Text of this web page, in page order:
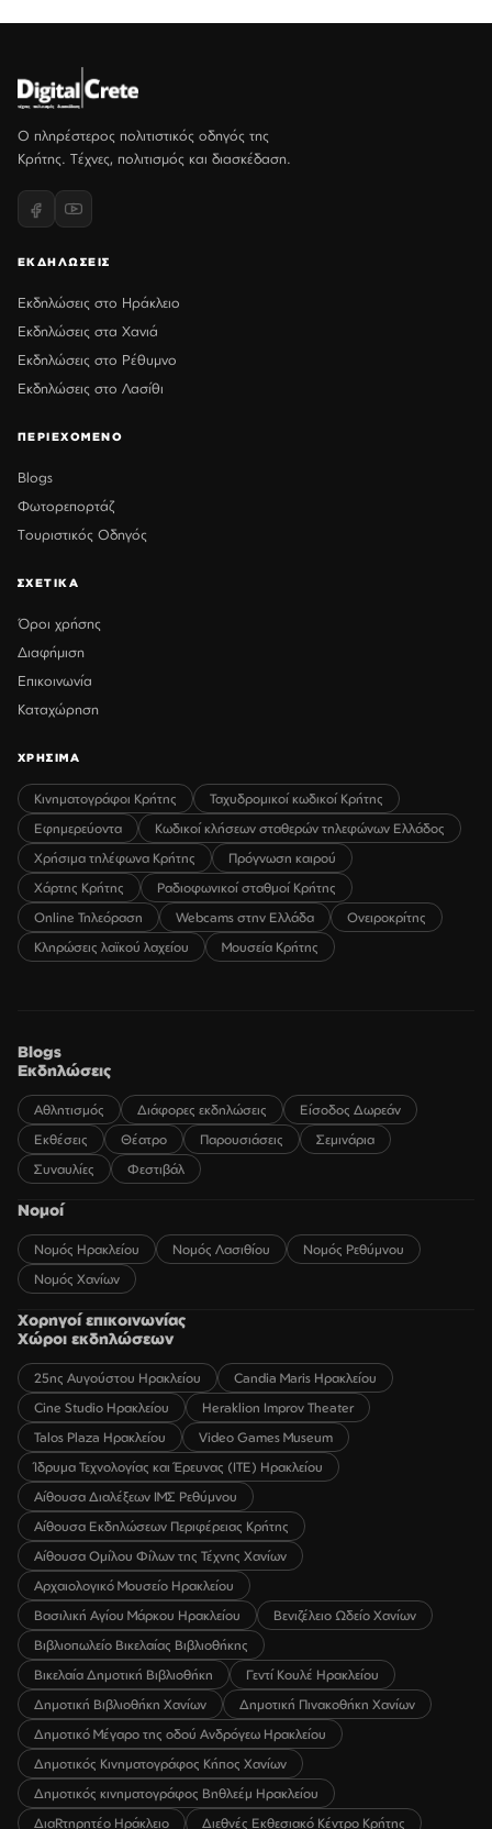
Ο πληρέστερος πολιτιστικός οδηγός της
Κρήτης. Τέχνες, πολιτισμός και διασκέδαση.
ΕΚΔΗΛΩΣΕΙΣ
Εκδηλώσεις στο Ηράκλειο
Εκδηλώσεις στα Χανιά
Εκδηλώσεις στο Ρέθυμνο
Εκδηλώσεις στο Λασίθι
ΠΕΡΙΕΧΟΜΕΝΟ
Blogs
Φωτορεπορτάζ
Τουριστικός Οδηγός
ΣΧΕΤΙΚΑ
Όροι χρήσης
Διαφήμιση
Επικοινωνία
Καταχώρηση
ΧΡΗΣΙΜΑ
Κινηματογράφοι Κρήτης
Ταχυδρομικοί κωδικοί Κρήτης
Εφημερεύοντα
Κωδικοί κλήσεων σταθερών τηλεφώνων Ελλάδος
Χρήσιμα τηλέφωνα Κρήτης
Πρόγνωση καιρού
Χάρτης Κρήτης
Ραδιοφωνικοί σταθμοί Κρήτης
Online Τηλεόραση
Webcams στην Ελλάδα
Ονειροκρίτης
Κληρώσεις λαϊκού λαχείου
Μουσεία Κρήτης
Blogs
Εκδηλώσεις
Αθλητισμός Διάφορες εκδηλώσεις
Είσοδος Δωρεάν
Εκθέσεις
Θέατρο Παρουσιάσεις
Σεμινάρια
Συναυλίες
Φεστιβάλ
Νομοί
Νομός Ηρακλείου Νομός Λασιθίου
Νομός Ρεθύμνου
Νομός Χανίων
Χορηγοί επικοινωνίας
Χώροι εκδηλώσεων
25ης Αυγούστου Ηρακλείου
Candia Maris Ηρακλείου
Cine Studio Ηρακλείου
Heraklion Improv Theater
Talos Plaza Ηρακλείου
Video Games Museum
Ίδρυμα Τεχνολογίας και Έρευνας (ΙΤΕ) Ηρακλείου
Αίθουσα Διαλέξεων ΙΜΣ Ρεθύμνου
Αίθουσα Εκδηλώσεων Περιφέρειας Κρήτης
Αίθουσα Ομίλου Φίλων της Τέχνης Χανίων
Αρχαιολογικό Μουσείο Ηρακλείου
Βασιλική Αγίου Μάρκου Ηρακλείου
Βενιζέλειο Ωδείο Χανίων
Βιβλιοπωλείο Βικελαίας Βιβλιοθήκης
Βικελαία Δημοτική Βιβλιοθήκη
Γεντί Κουλέ Ηρακλείου
Δημοτική Βιβλιοθήκη Χανίων
Δημοτική Πινακοθήκη Χανίων
Δημοτικό Μέγαρο της οδού Ανδρόγεω Ηρακλείου
Δημοτικός Κινηματογράφος Κήπος Χανίων
Δημοτικός κινηματογράφος Βηθλεέμ Ηρακλείου
ΔιαRτηρητέο Ηράκλειο
Διεθνές Εκθεσιακό Κέντρο Κρήτης